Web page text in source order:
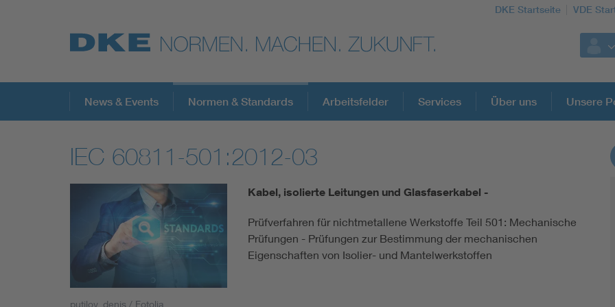
DKE Startseite VDE
Top-Themen
VDE Fokusthemen
Digital Security
Energy
DKE Fachinformationen im Kontext der
Blitzschutz: DIN EN 62305 in der Übersicht
Circular Economy für mehr Ressourceneffizienz
News & Events Normen & Standards Arbeitsfelder Services Über uns Unsere
IEC 60811-501:2012-03
putilov_denis / Fotolia
Kabel, isolierte Leitungen und Glasfaserkabel -
Prüfverfahren für nichtmetallene Werkstoffe Teil 501: Mechanische
Prüfungen - Prüfungen zur Bestimmung der mechanischen
Eigenschaften von Isolier- und Mantelwerkstoffen